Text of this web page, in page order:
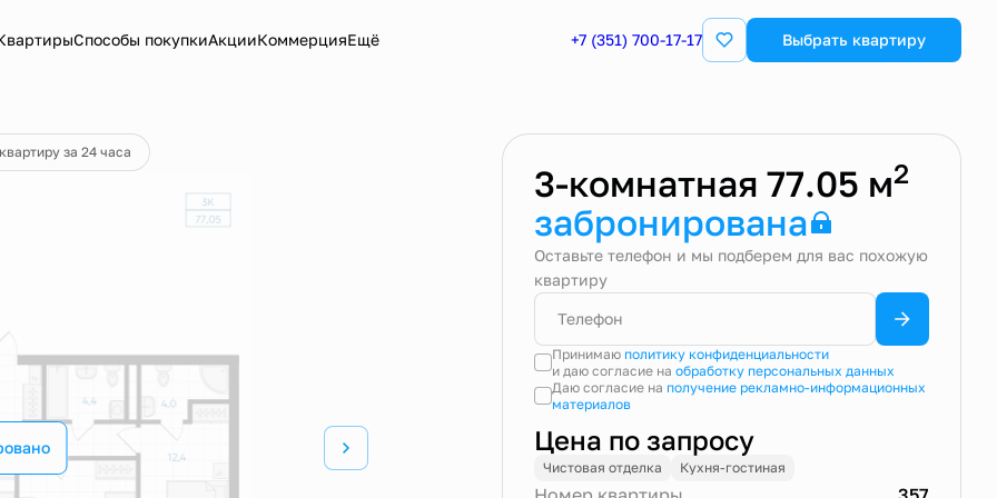
Способы покупкиАкцииКоммерцияЕщё +7 (351) 700-17-17 Выбрать квартиру
Квартира забронирована
за 24 часа
3-комнатная 77.05 м2
забронирована
Оставьте телефон и мы подберем для вас похожую
квартиру
Принимаю политику конфиденциальности
и даю согласие на обработку персональных данных
Даю согласие на получение рекламно-информационных
материалов
Цена по запросу
Чистовая отделка Кухня-гостиная